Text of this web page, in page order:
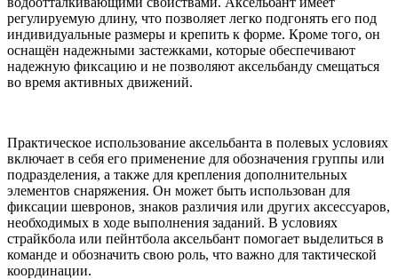
регулируемую длину, что позволяет легко подгонять его под
индивидуальные размеры и крепить к форме. Кроме того, он
оснащён надежными застежками, которые обеспечивают
надежную фиксацию и не позволяют аксельбанду смещаться
во время активных движений.
Практическое использование аксельбанта в полевых условиях
включает в себя его применение для обозначения группы или
подразделения, а также для крепления дополнительных
элементов снаряжения. Он может быть использован для
фиксации шевронов, знаков различия или других аксессуаров,
необходимых в ходе выполнения заданий. В условиях
страйкбола или пейнтбола аксельбант помогает выделиться в
команде и обозначить свою роль, что важно для тактической
координации.